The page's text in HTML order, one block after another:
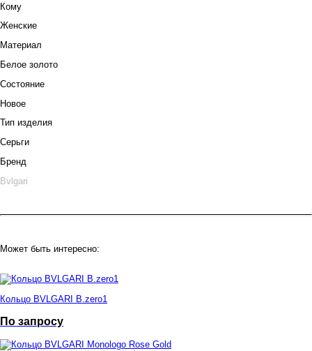
Кому
Женские
Материал
Белое золото
Состояние
Новое
Тип изделия
Серьги
Бренд
Bvlgari
Может быть интересно:
Кольцо BVLGARI B.zero1
По запросу